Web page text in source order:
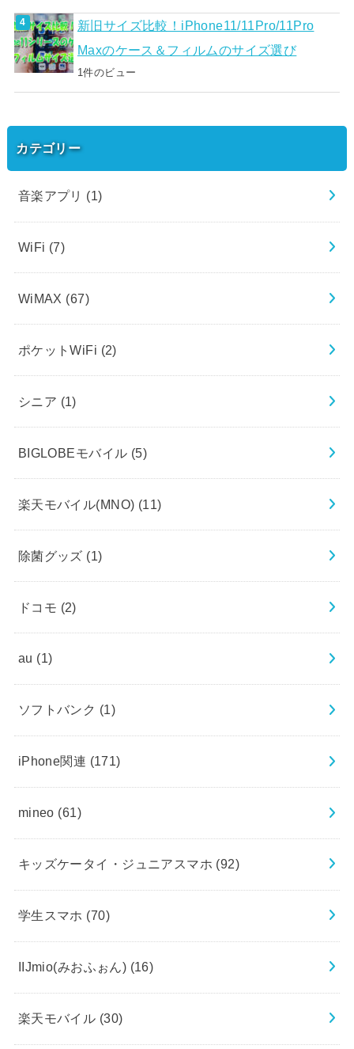
新旧サイズ比較！iPhone11/11Pro/11Pro
Maxのケース＆フィルムのサイズ選び
1件のビュー
カテゴリー
音楽アプリ (1)
WiFi (7)
WiMAX (67)
ポケットWiFi (2)
シニア (1)
BIGLOBEモバイル (5)
楽天モバイル(MNO) (11)
除菌グッズ (1)
ドコモ (2)
au (1)
ソフトバンク (1)
iPhone関連 (171)
mineo (61)
キッズケータイ・ジュニアスマホ (92)
学生スマホ (70)
IIJmio(みおふぉん) (16)
楽天モバイル (30)